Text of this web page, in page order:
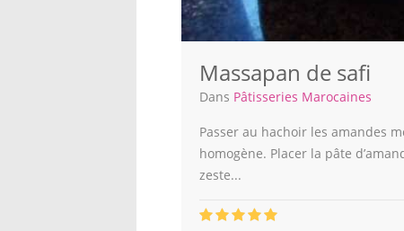
Massapan de safi
Dans Pâtisseries Marocaines
Passer au hachoir les amandes
homogène. Placer la pâte
zeste...